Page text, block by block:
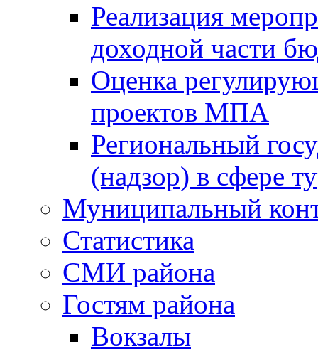
Реализация
доходной части
Оценка
проектов МПА
Региональный
(надзор) в сфере
Муниципальный
Статистика
СМИ района
Гостям района
Вокзалы